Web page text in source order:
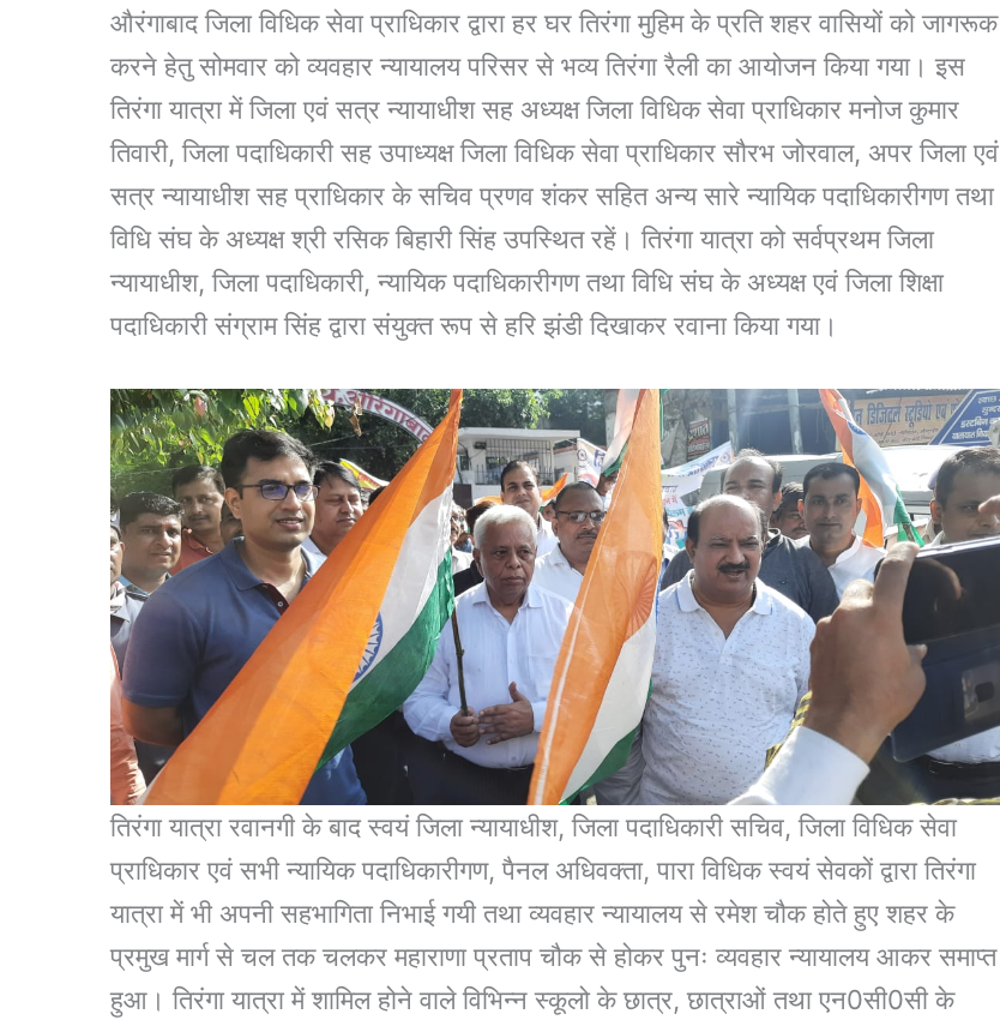
औरंगाबाद जिला विधिक सेवा प्राधिकार द्वारा हर घर तिरंगा मुहिम के प्रति शहर वासियों को जागरूक
करने हेतु सोमवार को व्यवहार न्यायालय परिसर से भव्य तिरंगा रैली का आयोजन किया गया। इस
तिरंगा यात्रा में जिला एवं सत्र न्यायाधीश सह अध्यक्ष जिला विधिक सेवा प्राधिकार मनोज कुमार
तिवारी, जिला पदाधिकारी सह उपाध्यक्ष जिला विधिक सेवा प्राधिकार सौरभ जोरवाल, अपर जिला एवं
सत्र न्यायाधीश सह प्राधिकार के सचिव प्रणव शंकर सहित अन्य सारे न्यायिक पदाधिकारीगण तथा
विधि संघ के अध्यक्ष श्री रसिक बिहारी सिंह उपस्थित रहें। तिरंगा यात्रा को सर्वप्रथम जिला
न्यायाधीश, जिला पदाधिकारी, न्यायिक पदाधिकारीगण तथा विधि संघ के अध्यक्ष एवं जिला शिक्षा
पदाधिकारी संग्राम सिंह द्वारा संयुक्त रूप से हरि झंडी दिखाकर रवाना किया गया।
तिरंगा यात्रा रवानगी के बाद स्वयं जिला न्यायाधीश, जिला पदाधिकारी सचिव, जिला विधिक सेवा
प्राधिकार एवं सभी न्यायिक पदाधिकारीगण, पैनल अधिवक्ता, पारा विधिक स्वयं सेवकों द्वारा तिरंगा
यात्रा में भी अपनी सहभागिता निभाई गयी तथा व्यवहार न्यायालय से रमेश चौक होते हुए शहर के
प्रमुख मार्ग से चल तक चलकर महाराणा प्रताप चौक से होकर पुनः व्यवहार न्यायालय आकर समाप्त
हुआ। तिरंगा यात्रा में शामिल होने वाले विभिन्न स्कूलो के छात्र, छात्राओं तथा एन0सी0सी के